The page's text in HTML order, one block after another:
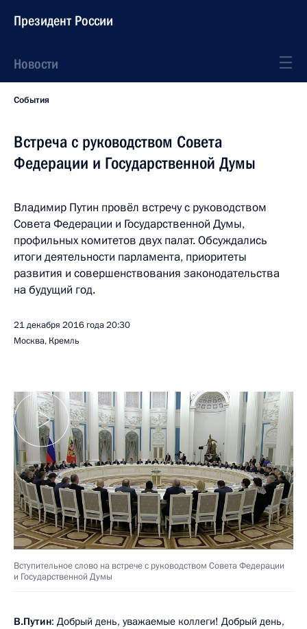
Президент России
Новости
События
Встреча с руководством Совета
Федерации и Государственной Думы
Владимир Путин провёл встречу с руководством
Совета Федерации и Государственной Думы,
профильных комитетов двух палат. Обсуждались
итоги деятельности парламента, приоритеты
развития и совершенствования законодательства
на будущий год.
21 декабря 2016 года20:30
Москва, Кремль
Вступительное слово на встрече с руководством Совета Федерации
и Государственной Думы
В.Путин: Добрый день, уважаемые коллеги! Добрый день,